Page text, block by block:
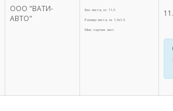
ООО "ВАТИ-
АВТО"
Вес листа, кг: 11,5
Размер листа, м: 1,5х1,5
Мин. партия: лист